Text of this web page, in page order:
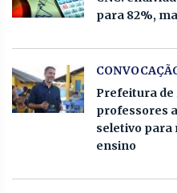
para 82%,
Prefeitura de
professores
seletivo para
ensino